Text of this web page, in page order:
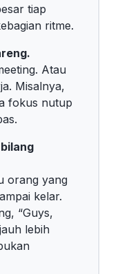
tiap
ritme.
Atau
Misalnya,
fokus nutup
orang yang
kelar.
“Guys,
lebih